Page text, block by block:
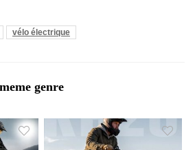
vélo électrique
genre